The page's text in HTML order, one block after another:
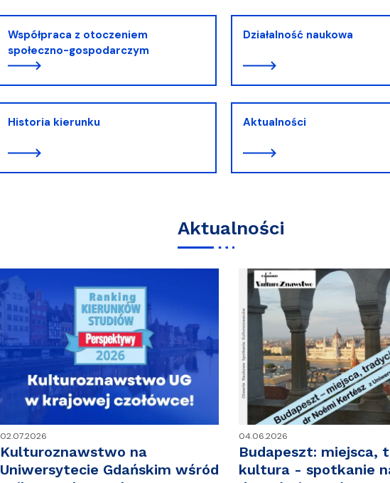
Współpraca z otoczeniem
społeczno-gospodarczym
Działalność naukowa
Historia kierunku Aktualności
Aktualności
02.07.2026
Kulturoznawstwo na
Uniwersytecie Gdańskim wśród
04.06.2026
Budapeszt: miejsca,
kultura - spotkanie